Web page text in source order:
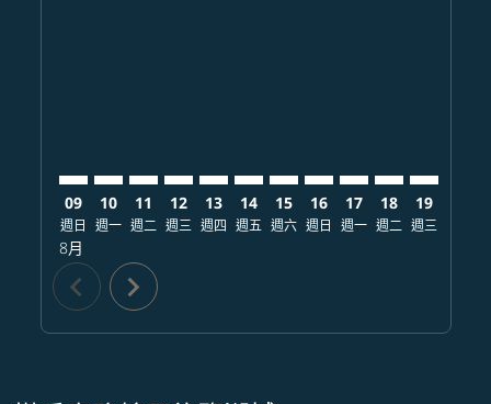
09
週日
8月
10
週一
11
週二
12
週三
13
週四
14
週五
15
週六
16
週日
17
週一
18
週二
19
週三
chevron_left chevron_right